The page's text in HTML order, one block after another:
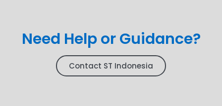
Need Help or Guidance?
Contact ST Indonesia